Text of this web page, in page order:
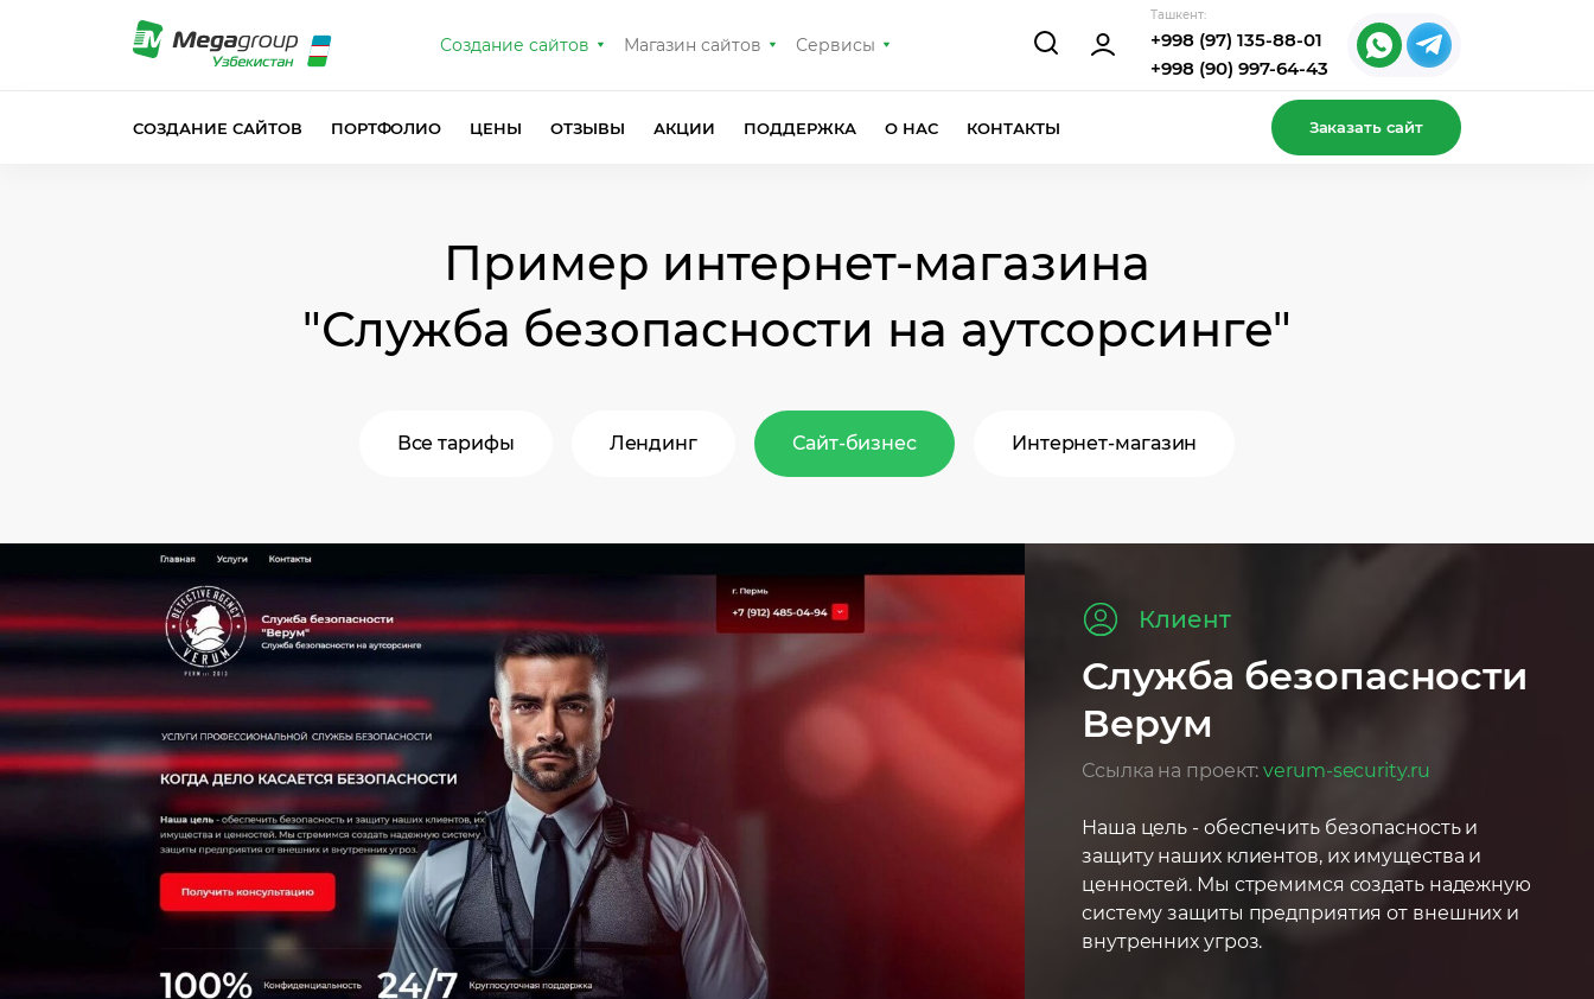
Создание сайтов Магазин сайтов Сервисы
Ташкент:
+998 (97) 135-88-01
+998 (90) 997-64-43
СОЗДАНИЕ САЙТОВ ПОРТФОЛИО ЦЕНЫ ОТЗЫВЫ АКЦИИ ПОДДЕРЖКА О НАС КОНТАКТЫ Заказать сайт
Пример интернет-магазина
"Служба безопасности на аутсорсинге"
Все тарифы Лендинг Сайт-бизнес Интернет-магазин
Клиент
Служба безопасности
Верум
Ссылка на проект: verum-security.ru
Наша цель - обеспечить безопасность и
защиту наших клиентов, их имущества и
ценностей. Мы стремимся создать надежную
систему защиты предприятия от внешних и
внутренних угроз.